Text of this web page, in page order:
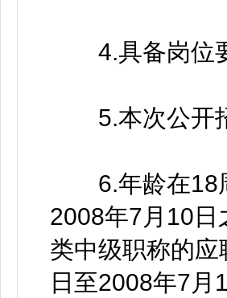
4.具备岗位
5.本次公开招
6.年龄在18周
2008年7月10日
类中级职称的
日至2008年7月